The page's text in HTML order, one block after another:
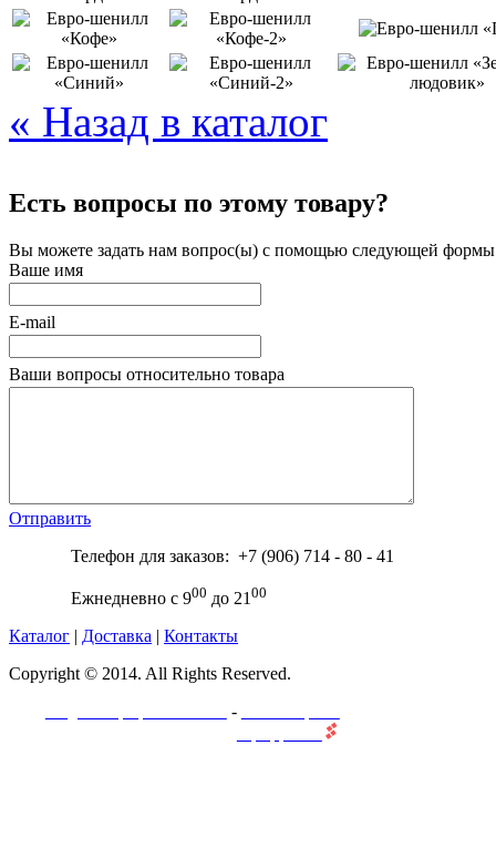
« Назад в каталог
Есть вопросы по этому товару?
Вы можете задать нам вопрос(ы) с помощью следующей
Ваше имя
E-mail
Ваши вопросы относительно товара
Отправить
Телефон для заказов: +7 (906) 714 - 80 - 41
Ежнедневно с 900 до 2100
Каталог Доставка
Контакты
Copyright © 2014. All Rights Reserved.
-